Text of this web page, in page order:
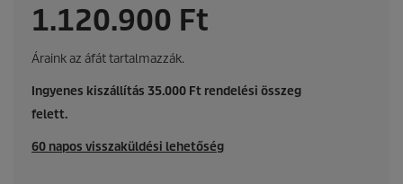
C
u
r
r
1.120.900 Ft
Áraink az áfát tartalmazzák.
Ingyenes kiszállítás 35.000 Ft rendelési összeg
felett.
60 napos visszaküldési lehetőség